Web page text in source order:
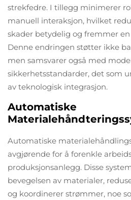
strekfedre. I tillegg minimerer
manuell interaksjon, hvilket
skader betydelig og fremmer
Denne endringen støtter ikke
men samsvarer også med
sikkerhetsstandarder, det som
av teknologisk integrasjon.
Automatiske
Automatiske
avgjørende for å forenkle
produksjonsanlegg. Disse
bevegelsen av materialer,
og koordinerer strømmer, noe